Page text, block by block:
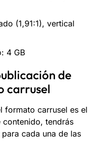
(1,91:1), vertical
4 GB
de
carrusel
formato carrusel es el
tendrás
cada una de las